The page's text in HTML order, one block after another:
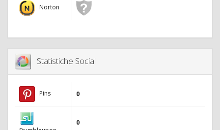
Norton
Statistiche Social
Pins 0
0